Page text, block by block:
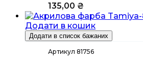
135,00 ₴
Додати в кошик
Додати в список бажаних
Артикул 81756